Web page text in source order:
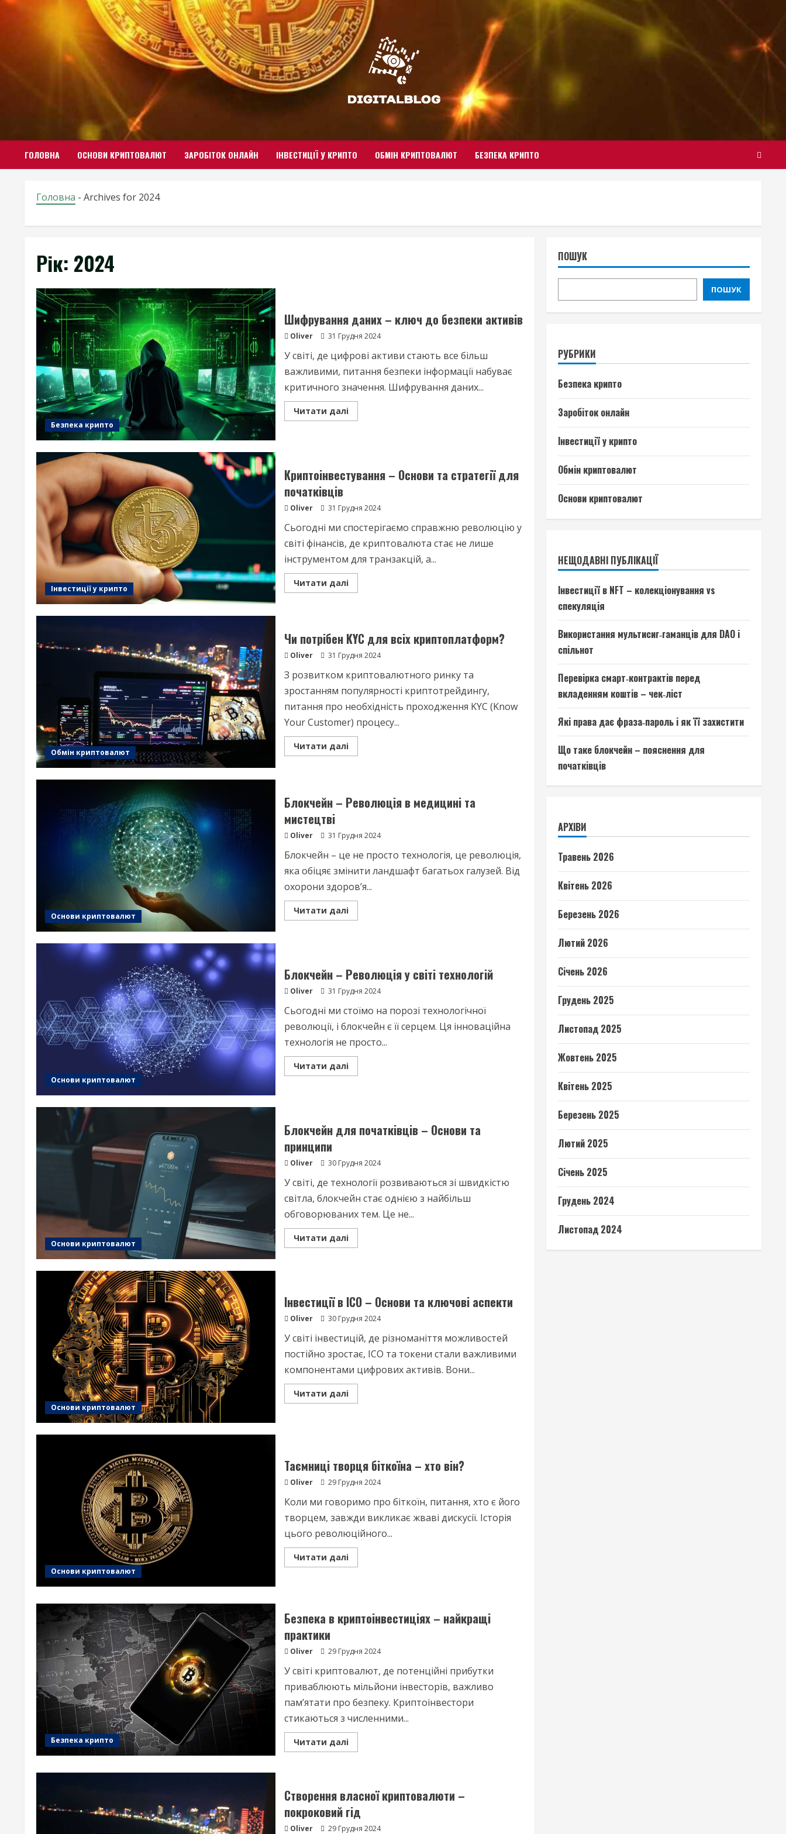
Skip
ГОЛОВНА ОСНОВИ КРИПТОВАЛЮТ ЗАРОБІТОК ОНЛАЙН ІНВЕСТИЦІЇ У КРИПТО ОБМІН КРИПТОВАЛЮТ БЕЗПЕКА КРИПТО
Головна - Archives for 2024
Рік: 2024
Безпека крипто
Шифрування даних – ключ до безпеки активів
Oliver 31 Грудня 2024
У світі, де цифрові активи стають все більш
важливими, питання безпеки інформації набуває
критичного значення. Шифрування даних...
Читати даліRead
more
безпеки
активів
Інвестиції у крипто
Криптоінвестування – Основи та стратегії для
початківців
Oliver 31 Грудня 2024
Сьогодні ми спостерігаємо справжню революцію у
світі фінансів, де криптовалюта стає не лише
інструментом для транзакцій, а...
Читати даліRead
more
стратегії
для
початківців
Обмін криптовалют
Чи потрібен KYC для всіх криптоплатформ?
Oliver 31 Грудня 2024
З розвитком криптовалютного ринку та
зростанням популярності криптотрейдингу,
питання про необхідність проходження KYC (Know
Your Customer) процесу...
Читати даліRead
more
всіх
криптоплатформ?
Основи криптовалют
Блокчейн – Революція в медицині та
мистецтві
Oliver 31 Грудня 2024
Блокчейн – це не просто технологія, це революція,
яка обіцяє змінити ландшафт багатьох галузей. Від
охорони здоров’я...
Читати даліRead
more
та
мистецтві
Основи криптовалют
Блокчейн – Революція у світі технологій
Oliver 31 Грудня 2024
Сьогодні ми стоїмо на порозі технологічної
революції, і блокчейн є її серцем. Ця інноваційна
технологія не просто...
Читати даліRead
more
технологій
Основи криптовалют
Блокчейн для початківців – Основи та
принципи
Oliver 30 Грудня 2024
У світі, де технології розвиваються зі швидкістю
світла, блокчейн стає однією з найбільш
обговорюваних тем. Це не...
Читати даліRead
more
та
принципи
Основи криптовалют
Інвестиції в ICO – Основи та ключові аспекти
Oliver 30 Грудня 2024
У світі інвестицій, де різноманіття можливостей
постійно зростає, ICO та токени стали важливими
компонентами цифрових активів. Вони...
Читати даліRead
more
ключові
аспекти
Основи криптовалют
Таємниці творця біткоїна – хто він?
Oliver 29 Грудня 2024
Коли ми говоримо про біткоїн, питання, хто є його
творцем, завжди викликає жваві дискусії. Історія
цього революційного...
Читати даліRead
more
він?
Безпека крипто
Безпека в криптоінвестиціях – найкращі
практики
Oliver 29 Грудня 2024
У світі криптовалют, де потенційні прибутки
приваблюють мільйони інвесторів, важливо
пам’ятати про безпеку. Криптоінвестори
стикаються з численними...
Читати даліRead
more
найкращі
практики
Створення власної криптовалюти –
покроковий гід
Oliver 29 Грудня 2024
ПОШУК
ПОШУК
РУБРИКИ
Безпека крипто
Заробіток онлайн
Інвестиції у крипто
Обмін криптовалют
Основи криптовалют
НЕЩОДАВНІ ПУБЛІКАЦІЇ
Інвестиції в NFT – колекціонування vs
спекуляція
Використання мультисиг‑гаманців для DAO і
спільнот
Перевірка смарт‑контрактів перед
вкладенням коштів – чек‑ліст
Які права дає фраза‑пароль і як її захистити
Що таке блокчейн – пояснення для
початківців
АРХІВИ
Травень 2026
Квітень 2026
Березень 2026
Лютий 2026
Січень 2026
Грудень 2025
Листопад 2025
Жовтень 2025
Квітень 2025
Березень 2025
Лютий 2025
Січень 2025
Грудень 2024
Листопад 2024